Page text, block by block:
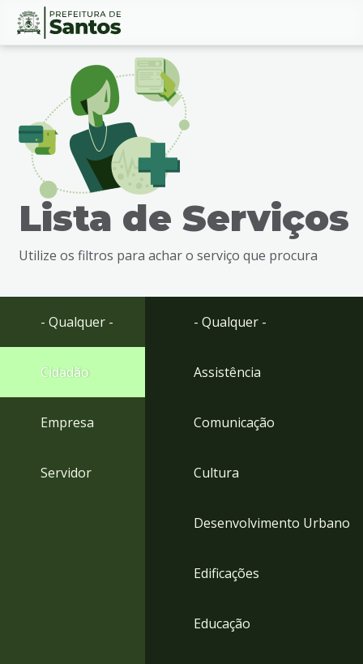
Ir
busca
Ir
rodapé
Conteúdo
Lista de Serviços
Utilize os filtros para achar o serviço que procura
- Qualquer -
Cidadão
Empresa
Servidor
- Qualquer -
Assistência
Comunicação
Cultura
Desenvolvimento Urbano
Edificações
Educação